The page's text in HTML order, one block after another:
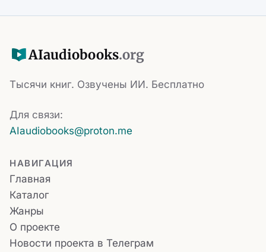
AIaudiobooks.org
Тысячи книг. Озвучены ИИ. Бесплатно
Для связи:
AIaudiobooks@proton.me
НАВИГАЦИЯ
Главная
Каталог
Жанры
О проекте
Новости проекта в Телеграм